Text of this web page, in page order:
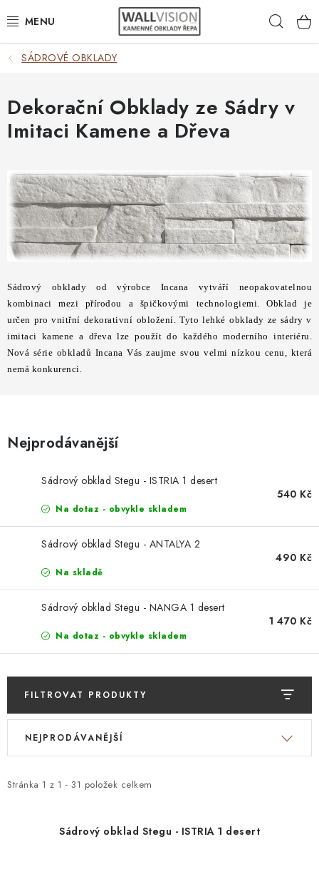
na
EXTERIÉR / INTERIÉR
VÝBĚR DLE MATERIÁLU
VÝBĚR DLE BAREV
ČASTO HLEDÁTE
INSPIRACE
DLAŽBA
PLOTY
STAVEBNÍ CHEMIE
VZORKOVÉ OBKLADY
PROČ KOUPIT U NÁS?
SÁDROVÉ OBKLADY
Dekorační Obklady ze Sádry v
Imitaci Kamene a Dřeva
Sádrový obklady od výrobce Incana vytváří neopakovatelnou
kombinaci mezi přírodou a špičkovými technologiemi. Obklad je
určen pro vnitřní dekorativní obložení. Tyto lehké obklady ze sádry v
imitaci kamene a dřeva lze použít do každého moderního interiéru.
Nová série obkladů Incana Vás zaujme svou velmi nízkou cenu, která
nemá konkurenci.
Nejprodávanější
Sádrový obklad Stegu - ISTRIA 1 desert
Na dotaz - obvykle skladem
540 Kč
Sádrový obklad Stegu - ANTALYA 2
Na skladě
490 Kč
Sádrový obklad Stegu - NANGA 1 desert
Na dotaz - obvykle skladem
1 470 Kč
FILTROVAT PRODUKTY
V
i
Stránka 1 z 1 - 31 položek celkem
Ř
e
NEJPRODÁVANĚJŠÍ
Sádrový obklad Stegu - ISTRIA 1 desert